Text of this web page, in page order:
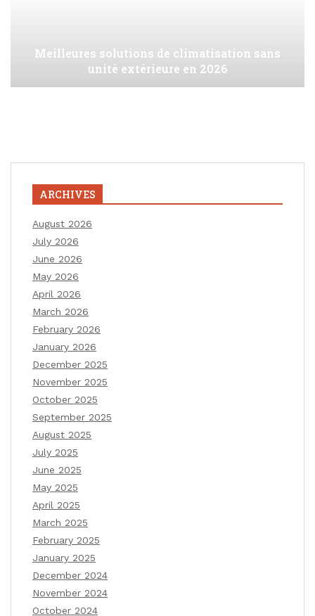
Meilleures solutions de climatisation sans
unité extérieure en 2026
ARCHIVES
August 2026
July 2026
June 2026
May 2026
April 2026
March 2026
February 2026
January 2026
December 2025
November 2025
October 2025
September 2025
August 2025
July 2025
June 2025
May 2025
April 2025
March 2025
February 2025
January 2025
December 2024
November 2024
October 2024